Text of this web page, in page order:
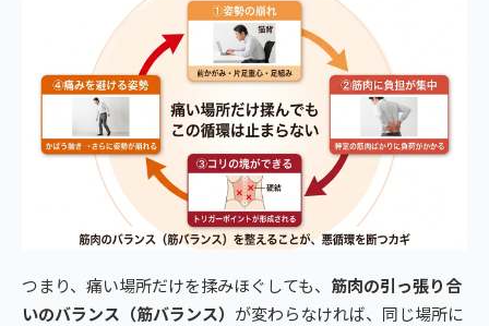
つまり、痛い場所だけを揉みほぐしても、 筋肉の引っ張り合
いのバランス（筋バランス） が変わらなければ、同じ場所に